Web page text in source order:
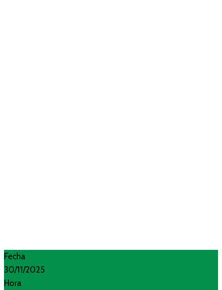
Fecha
30/11/2025
Hora